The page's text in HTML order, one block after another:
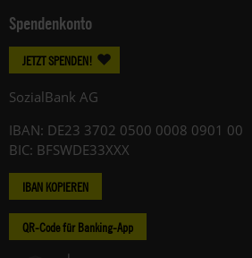
Spendenkonto
JETZT SPENDEN!
SozialBank AG
IBAN: DE23 3702 0500 0008 0901 00
BIC: BFSWDE33XXX
IBAN KOPIEREN
QR-Code für Banking-App